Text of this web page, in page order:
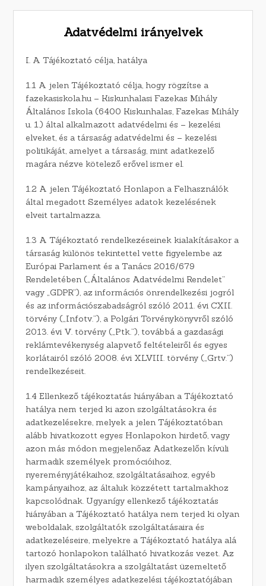
Adatvédelmi irányelvek
I. A Tájékoztató célja, hatálya
1.1 A jelen Tájékoztató célja, hogy rögzítse a
fazekasiskola.hu – Kiskunhalasi Fazekas Mihály
Általános Iskola (6400 Kiskunhalas, Fazekas Mihály
u. 1.) által alkalmazott adatvédelmi és – kezelési
elveket, és a társaság adatvédelmi és – kezelési
politikáját, amelyet a társaság, mint adatkezelő
magára nézve kötelező erővel ismer el.
1.2 A jelen Tájékoztató Honlapon a Felhasználók
által megadott Személyes adatok kezelésének
elveit tartalmazza.
1.3 A Tájékoztató rendelkezéseinek kialakításakor a
társaság különös tekintettel vette figyelembe az
Európai Parlament és a Tanács 2016/679
Rendeletében („Általános Adatvédelmi Rendelet”
vagy „GDPR”), az információs önrendelkezési jogról
és az információszabadságról szóló 2011. évi CXII.
törvény („Infotv.”), a Polgári Törvénykönyvről szóló
2013. évi V. törvény („Ptk.”), továbbá a gazdasági
reklámtevékenység alapvető feltételeiről és egyes
korlátairól szóló 2008. évi XLVIII. törvény („Grtv.”)
rendelkezéseit.
1.4 Ellenkező tájékoztatás hiányában a Tájékoztató
hatálya nem terjed ki azon szolgáltatásokra és
adatkezelésekre, melyek a jelen Tájékoztatóban
alább hivatkozott egyes Honlapokon hirdető, vagy
azon más módon megjelenőaz Adatkezelőn kívüli
harmadik személyek promócióihoz,
nyereményjátékaihoz, szolgáltatásaihoz, egyéb
kampányaihoz, az általuk közzétett tartalmakhoz
kapcsolódnak. Ugyanígy ellenkező tájékoztatás
hiányában a Tájékoztató hatálya nem terjed ki olyan
weboldalak, szolgáltatók szolgáltatásaira és
adatkezeléseire, melyekre a Tájékoztató hatálya alá
tartozó honlapokon található hivatkozás vezet. Az
ilyen szolgáltatásokra a szolgáltatást üzemeltető
harmadik személyes adatkezelési tájékoztatójában